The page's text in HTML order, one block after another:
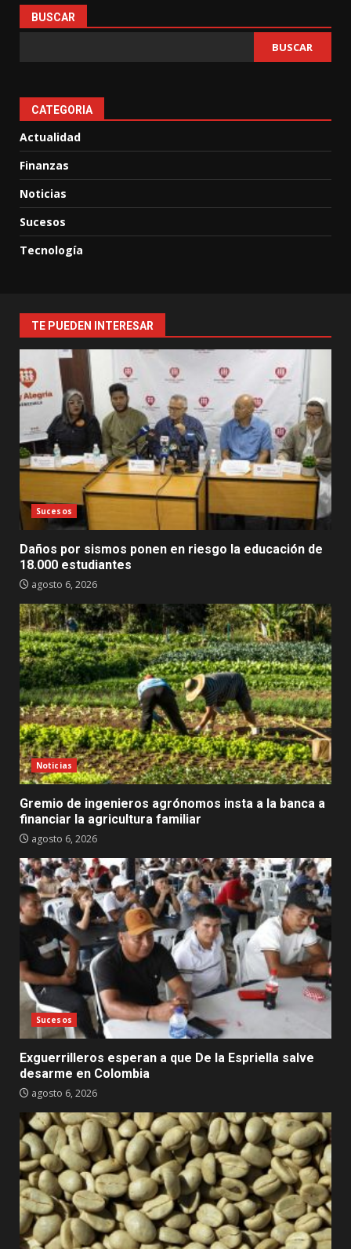
BUSCAR
BUSCAR
CATEGORIA
Actualidad
Finanzas
Noticias
Sucesos
Tecnología
TE PUEDEN INTERESAR
Sucesos
Daños por sismos ponen en riesgo la educación de
18.000 estudiantes
agosto 6, 2026
Noticias
Gremio de ingenieros agrónomos insta a la banca a
financiar la agricultura familiar
agosto 6, 2026
Sucesos
Exguerrilleros esperan a que De la Espriella salve
desarme en Colombia
agosto 6, 2026